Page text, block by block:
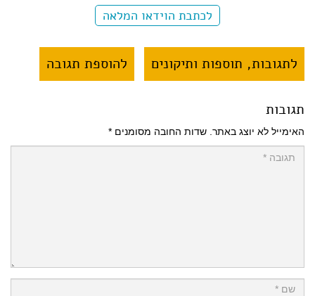
לכתבת הוידאו המלאה
לתגובות, תוספות ותיקונים להוספת תגובה
תגובות
האימייל לא יוצג באתר. שדות החובה מסומנים *